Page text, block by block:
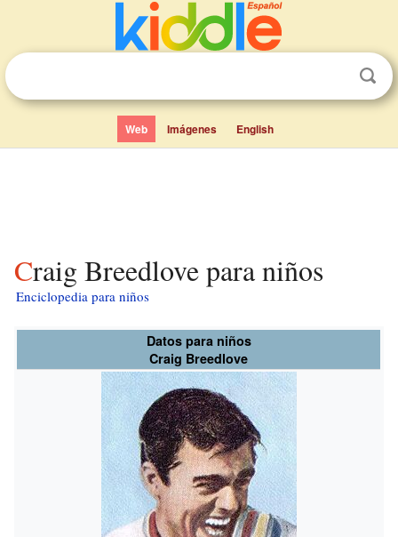
Web Imágenes English
Craig Breedlove para niños
Enciclopedia para niños
Datos para niños
Craig Breedlove